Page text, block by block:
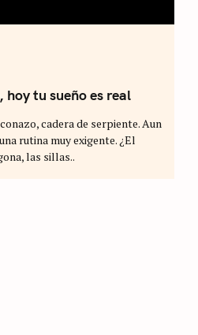
hoy tu sueño es real
cadera de serpiente. Aun
rutina muy exigente. ¿El
las sillas..